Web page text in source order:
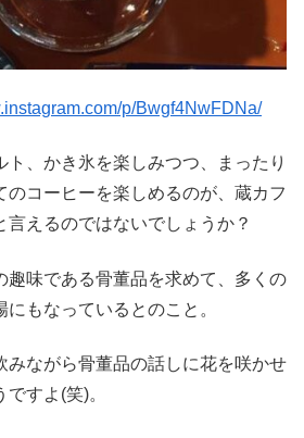
p/Bwgf4NwFDNa/
ト、かき氷を楽しみつつ、まったり
のコーヒーを楽しめるのが、蔵カフ
言えるのではないでしょうか？
趣味である骨董品を求めて、多くの
もなっているとのこと。
みながら骨董品の話しに花を咲かせ
すよ(笑)。